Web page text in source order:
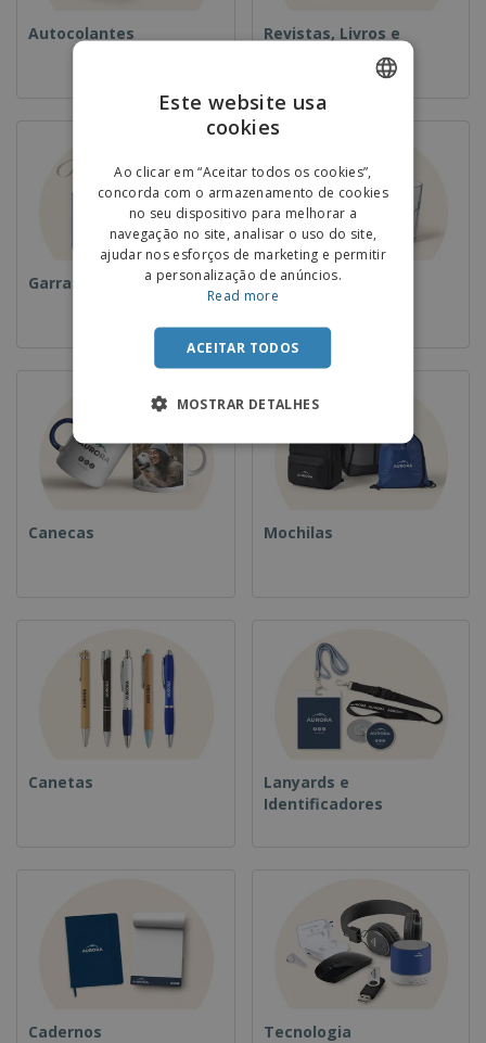
Autocolantes
Revistas, Livros e
Garrafas Copos
Canecas Mochilas
Canetas
Lanyards e
Identificadores
Cadernos Tecnologia
SPANISH
Este website usa
cookies
Ao clicar em “Aceitar todos os cookies”,
concorda com o armazenamento de cookies
no seu dispositivo para melhorar a
navegação no site, analisar o uso do site,
ajudar nos esforços de marketing e permitir
a personalização de anúncios.
Read more
ACEITAR TODOS
MOSTRAR DETALHES